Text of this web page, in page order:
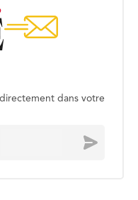
dans votre
Envoyer